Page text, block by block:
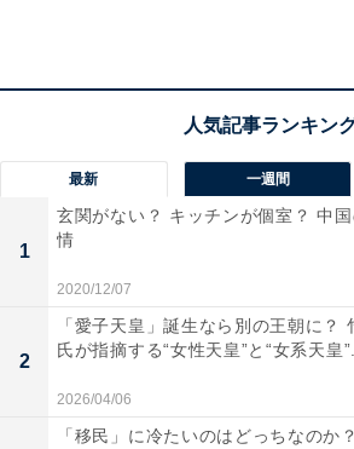
男性は輸入車やスポーツカー、女
車が人気
男女別で見ると、男性3位は「レクサ
ど）」、2位「アクア（トヨタ）」
ーズ／3シリーズなど）」、女性の3
産）」「タント（ダイハツ）」、2位
キ）」、1位は「アクア（トヨタ）」
最新 一週間
1
玄関がない？ キッチンが個室？ 中
情
2020/12/07
2
「愛子天皇」誕生なら別の王朝に？
氏が指摘する“女性天皇”と“女系天皇
2026/04/06
「移民」に冷たいのはどっちなのか